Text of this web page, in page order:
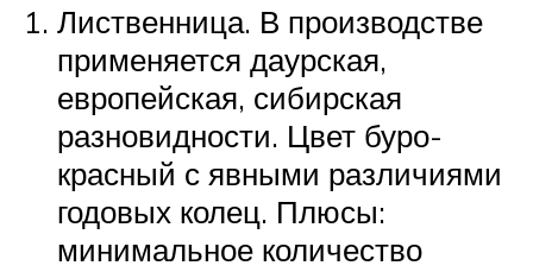
Лиственница. В производстве
применяется даурская,
европейская, сибирская
разновидности. Цвет буро-
красный с явными различиями
годовых колец. Плюсы:
минимальное количество